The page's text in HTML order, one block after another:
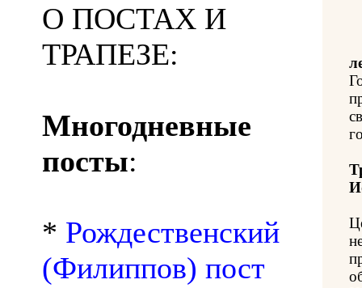
О ПОСТАХ И
ТРАПЕЗЕ:
Многодневные
посты:
* Рождественский
(Филиппов) пост